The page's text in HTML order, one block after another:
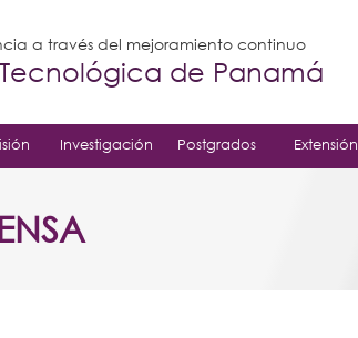
a través del mejoramiento continuo
de Panamá
Investigación Postgrados Extensión